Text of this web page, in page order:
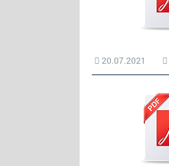
20.07.2021